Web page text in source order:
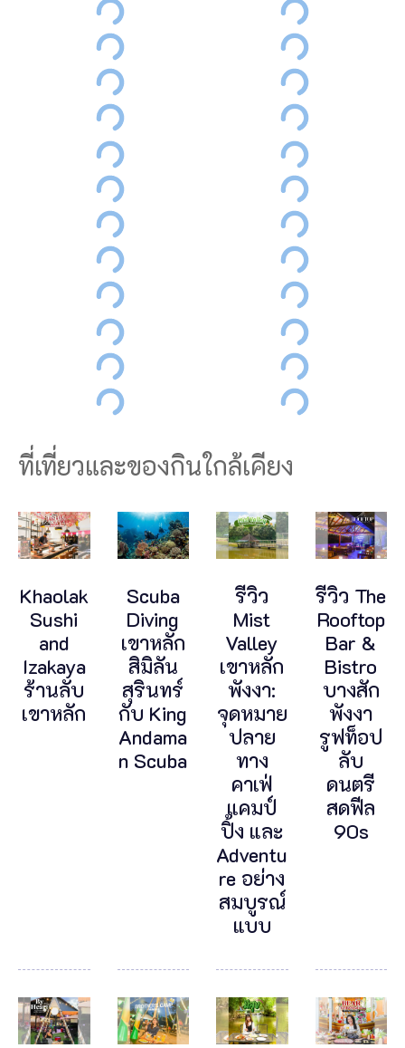
ที่เที่ยวและของกินใกล้เคียง
Khaolak
Sushi
and
Izakaya
ร้านลับ
เขาหลัก
Scuba
Diving
เขาหลัก
สิมิลัน
สุรินทร์
กับ King
Andama
n Scuba
รีวิว
Mist
Valley
เขาหลัก
พังงา:
จุดหมาย
ปลาย
ทาง
คาเฟ่
แคมป์
ปิ้ง และ
Adventu
re อย่าง
สมบูรณ์
แบบ
รีวิว The
Rooftop
Bar &
Bistro
บางสัก
พังงา
รูฟท็อป
ลับ
ดนตรี
สดฟีล
90s